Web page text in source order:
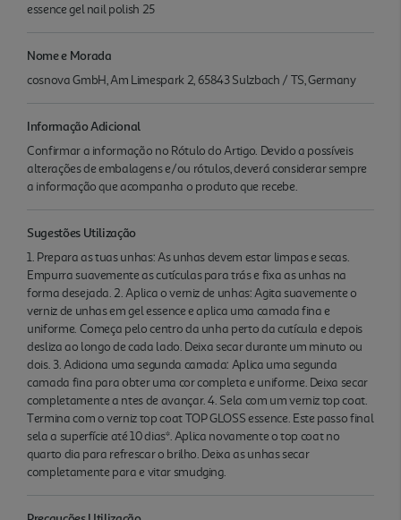
essence gel nail polish 25
Nome e Morada
cosnova GmbH, Am Limespark 2, 65843 Sulzbach / TS, Germany
Informação Adicional
Confirmar a informação no Rótulo do Artigo. Devido a possíveis
alterações de embalagens e/ou rótulos, deverá considerar sempre
a informação que acompanha o produto que recebe.
Sugestões Utilização
1. Prepara as tuas unhas: As unhas devem estar limpas e secas.
Empurra suavemente as cutículas para trás e fixa as unhas na
forma desejada. 2. Aplica o verniz de unhas: Agita suavemente o
verniz de unhas em gel essence e aplica uma camada fina e
uniforme. Começa pelo centro da unha perto da cutícula e depois
desliza ao longo de cada lado. Deixa secar durante um minuto ou
dois. 3. Adiciona uma segunda camada: Aplica uma segunda
camada fina para obter uma cor completa e uniforme. Deixa secar
completamente a ntes de avançar. 4. Sela com um verniz top coat.
Termina com o verniz top coat TOP GLOSS essence. Este passo final
sela a superfície até 10 dias*. Aplica novamente o top coat no
quarto dia para refrescar o brilho. Deixa as unhas secar
completamente para e vitar smudging.